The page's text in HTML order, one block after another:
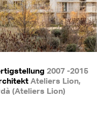
2007 -2015
Ateliers Lion,
(Ateliers Lion)